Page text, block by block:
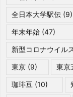
全日本大学駅伝 (9)
年末年始 (47)
新型コロナウイル
東京 (9) 東京
珈琲豆 (10)